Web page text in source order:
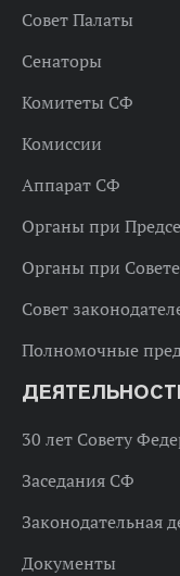
Совет Палаты
Сенаторы
Комитеты СФ
Комиссии
Аппарат СФ
Органы при
Органы при
Совет
Полномочные
30 лет Совету
Заседания СФ
Законодательная
Документы